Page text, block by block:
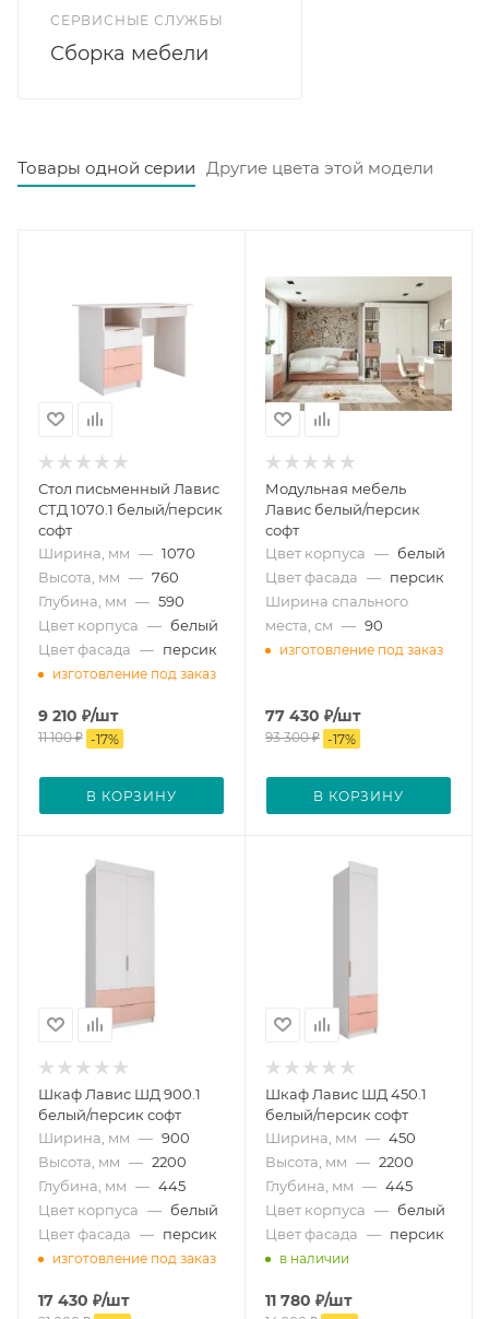
СЕРВИСНЫЕ СЛУЖБЫ
Сборка мебели
Товары одной серии Другие цвета этой модели
Стол письменный Лавис
СТД 1070.1 белый/персик
софт
Ширина, мм — 1070
Высота, мм — 760
Глубина, мм — 590
Цвет корпуса — белый
Цвет фасада — персик
изготовление под заказ
9 210 ₽/шт
11 100₽ -17%
В КОРЗИНУ
Модульная мебель
Лавис белый/персик
софт
Цвет корпуса — белый
Цвет фасада — персик
Ширина спального
места, см — 90
изготовление под заказ
77 430 ₽/шт
93 300₽ -17%
В КОРЗИНУ
Шкаф Лавис ШД 900.1
белый/персик софт
Ширина, мм — 900
Высота, мм — 2200
Глубина, мм — 445
Цвет корпуса — белый
Цвет фасада — персик
изготовление под заказ
17 430 ₽/шт
Шкаф Лавис ШД 450.1
белый/персик софт
Ширина, мм — 450
Высота, мм — 2200
Глубина, мм — 445
Цвет корпуса — белый
Цвет фасада — персик
в наличии
11 780 ₽/шт